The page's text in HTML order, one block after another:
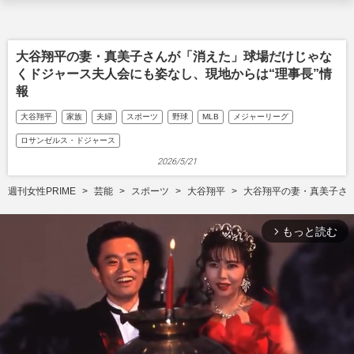
大谷翔平の妻・真美子さんが「消えた」球場だけじゃな
くドジャース夫人会にも姿なし、現地からは“理事長”情
報
大谷翔平 家族 夫婦 スポーツ 野球 MLB メジャーリーグ
ロサンゼルス・ドジャース
2026/5/21
週刊女性PRIME 芸能 スポーツ 大谷翔平 大谷翔平の妻・真美子さ
arrow_forward_ios もっと読む